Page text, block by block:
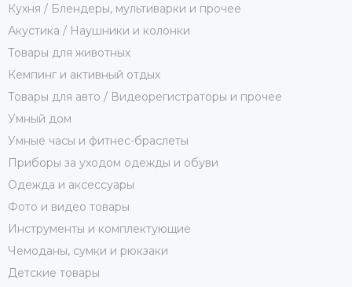
Кухня / Блендеры, мультиварки и прочее
Акустика / Наушники и колонки
Товары для животных
Кемпинг и активный отдых
Товары для авто / Видеорегистраторы и прочее
Умный дом
Умные часы и фитнес-браслеты
Приборы за уходом одежды и обуви
Одежда и аксессуары
Фото и видео товары
Инструменты и комплектующие
Чемоданы, сумки и рюкзаки
Детские товары